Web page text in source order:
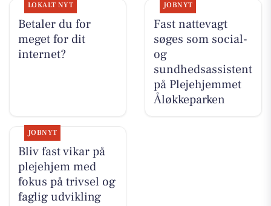
LOKALT NYT
Betaler du for
meget for dit
internet?
JOBNYT
Fast nattevagt
søges som social-
og
sundhedsassistent
på Plejehjemmet
Åløkkeparken
JOBNYT
Bliv fast vikar på
plejehjem med
fokus på trivsel og
faglig udvikling